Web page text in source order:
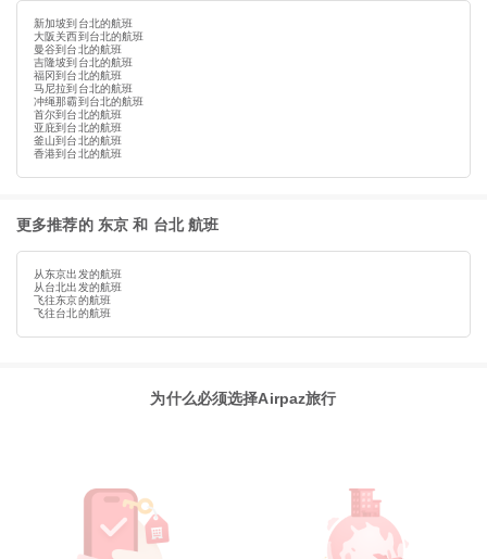
新加坡到台北的航班
大阪关西到台北的航班
曼谷到台北的航班
吉隆坡到台北的航班
福冈到台北的航班
马尼拉到台北的航班
冲绳那霸到台北的航班
首尔到台北的航班
亚庇到台北的航班
釜山到台北的航班
香港到台北的航班
更多推荐的 东京 和 台北 航班
从东京出发的航班
从台北出发的航班
飞往东京的航班
飞往台北的航班
为什么必须选择Airpaz旅行